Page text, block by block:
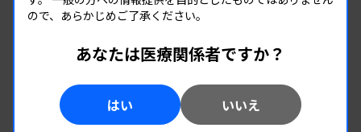
ので、あらかじめご了承ください。
あなたは医療関係者ですか？
はい いいえ